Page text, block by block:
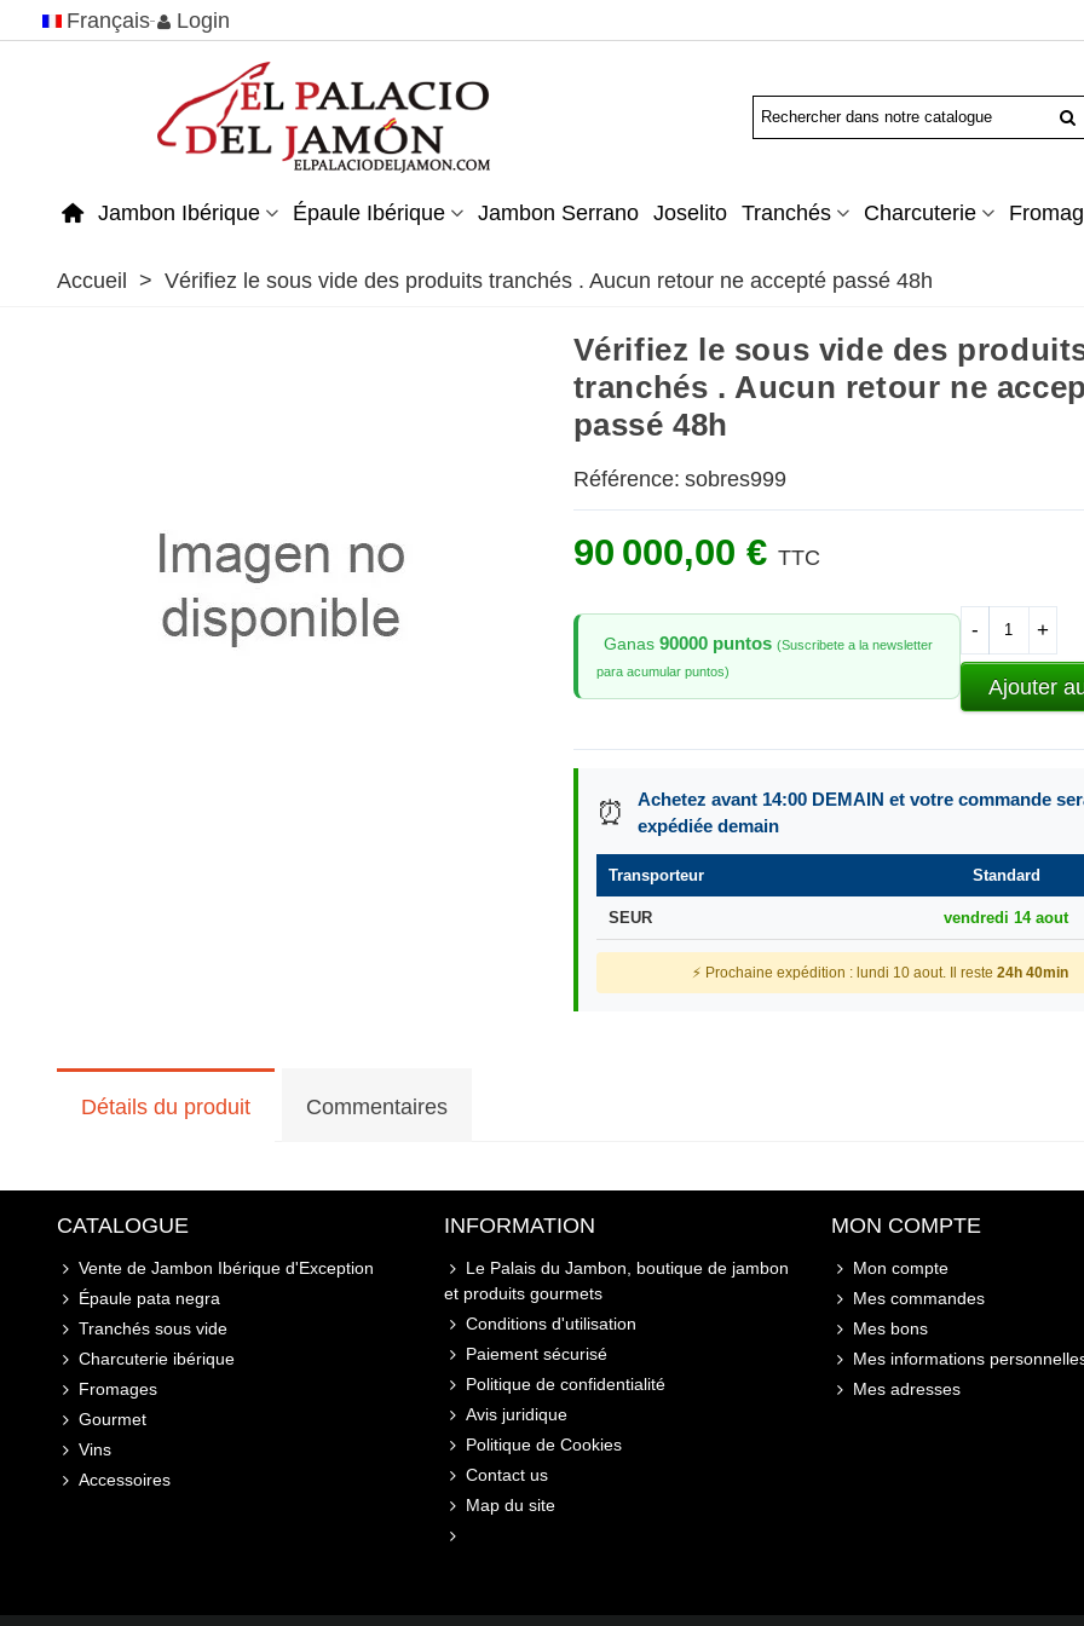
Français Login
Jambon Ibérique Épaule Ibérique Jambon Serrano Joselito Tranchés Charcuterie
Accueil > Vérifiez le sous vide des produits tranchés . Aucun retour ne accepté passé 48h
Vérifiez le sous vide des
tranchés . Aucun retour ne
passé 48h
Référence: sobres999
90 000,00 € TTC
Ganas 90000 puntos (Suscribete a la newsletter
para acumular puntos)
- +
Ajouter
⏰
Achetez avant 14:00 DEMAIN et votre commande
expédiée demain
Transporteur Standard
SEUR vendredi 14 aout
⚡ Prochaine expédition : lundi 10 aout. Il reste 24h 40min
Détails du produit Commentaires
CATALOGUE
Vente de Jambon Ibérique d'Exception
Épaule pata negra
Tranchés sous vide
Charcuterie ibérique
Fromages
Gourmet
Vins
Accessoires
INFORMATION
Le Palais du Jambon, boutique de jambon
et produits gourmets
Conditions d'utilisation
Paiement sécurisé
Politique de confidentialité
Avis juridique
Politique de Cookies
Contact us
Map du site
MON COMPTE
Mon compte
Mes commandes
Mes bons
Mes informations
Mes adresses